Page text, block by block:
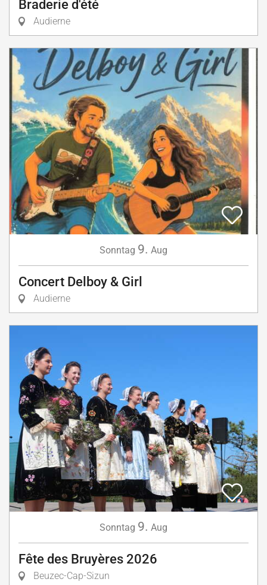
Braderie d'été
Audierne
Sonntag 9. Aug
Concert Delboy & Girl
Audierne
Sonntag 9. Aug
Fête des Bruyères 2026
Beuzec-Cap-Sizun